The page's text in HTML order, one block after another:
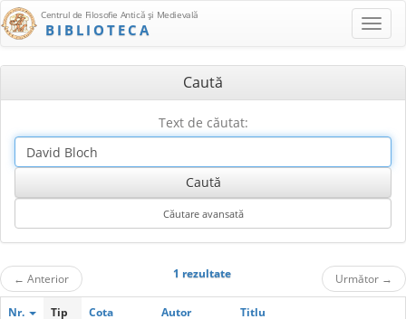
Centrul de Filosofie Antică şi Medievală
BIBLIOTECA
Caută
Text de căutat:
← Anterior 1 rezultate Următor →
Nr. Tip Cota Autor Titlu